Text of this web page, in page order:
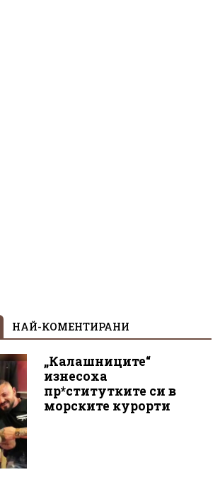
НАЙ-КОМЕНТИРАНИ
„Калашниците“
изнесоха
пр*ститутките си в
морските курорти